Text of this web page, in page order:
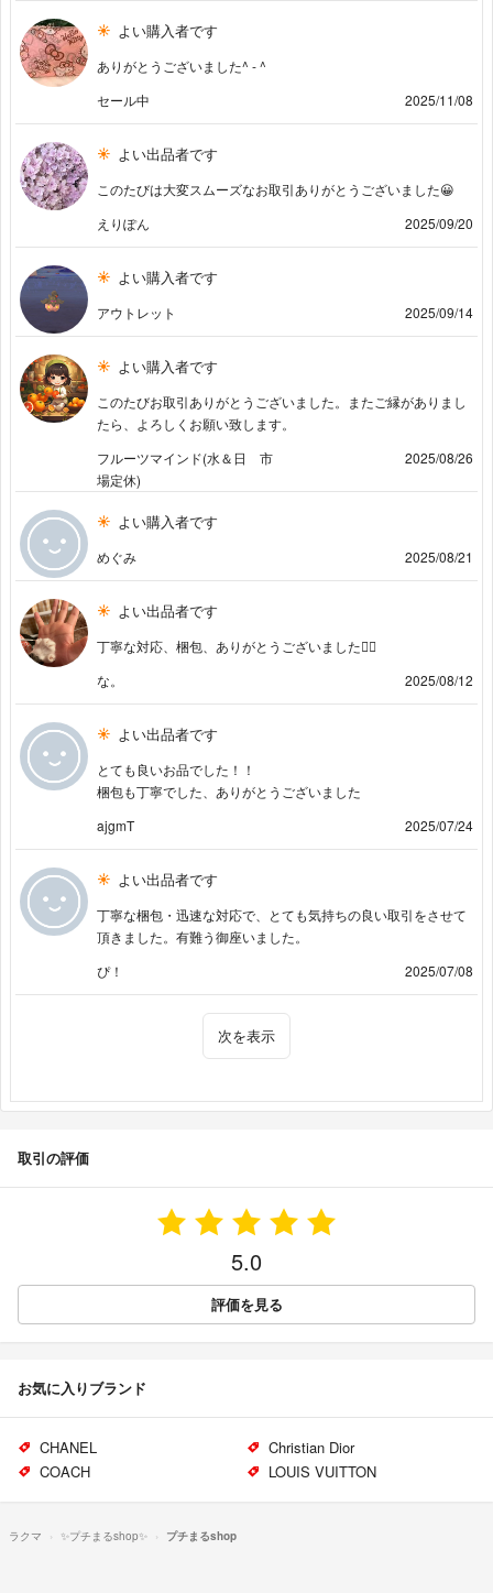
よい購入者です
ありがとうございました^ - ^
セール中
2025/11/08
よい出品者です
このたびは大変スムーズなお取引ありがとうございました😀
えりぽん
2025/09/20
よい購入者です
アウトレット 2025/09/14
よい購入者です
このたびお取引ありがとうございました。またご縁がありまし
たら、よろしくお願い致します。
フルーツマインド(水＆日 市
場定休)
2025/08/26
よい購入者です
めぐみ 2025/08/21
よい出品者です
丁寧な対応、梱包、ありがとうございました🙇‍♀️
な。
2025/08/12
よい出品者です
とても良いお品でした！！
梱包も丁寧でした、ありがとうございました
ajgmT
2025/07/24
よい出品者です
丁寧な梱包・迅速な対応で、とても気持ちの良い取引をさせて
頂きました。有難う御座いました。
ぴ！
2025/07/08
次を表示
取引の評価
5.0
評価を見る
お気に入りブランド
CHANEL
Christian Dior
COACH
LOUIS VUITTON
ラクマ ✨プチまるshop✨ プチまるshop